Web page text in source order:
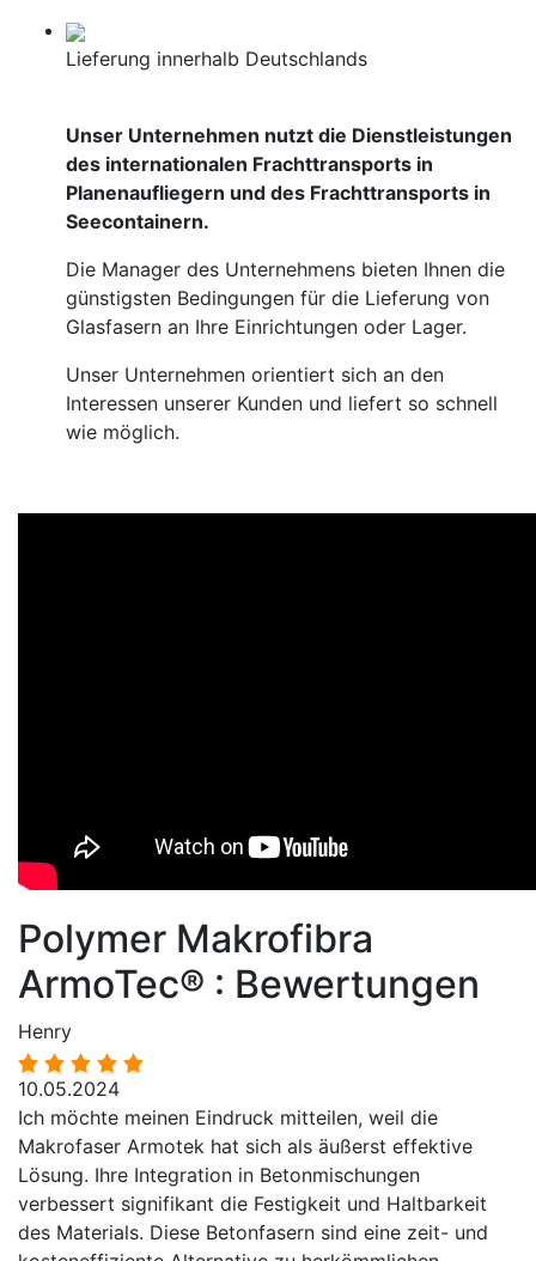
Lieferung innerhalb Deutschlands
Unser Unternehmen nutzt die Dienstleistungen
des internationalen Frachttransports in
Planenaufliegern und des Frachttransports in
Seecontainern.
Die Manager des Unternehmens bieten Ihnen die
günstigsten Bedingungen für die Lieferung von
Glasfasern an Ihre Einrichtungen oder Lager.
Unser Unternehmen orientiert sich an den
Interessen unserer Kunden und liefert so schnell
wie möglich.
Polymer Makrofibra
ArmoTec® : Bewertungen
Henry
10.05.2024
Ich möchte meinen Eindruck mitteilen, weil die
Makrofaser Armotek hat sich als äußerst effektive
Lösung. Ihre Integration in Betonmischungen
verbessert signifikant die Festigkeit und Haltbarkeit
des Materials. Diese Betonfasern sind eine zeit- und